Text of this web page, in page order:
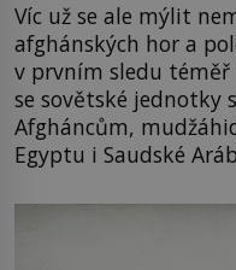
Víc už se ale mýlit
afghánských hor a
v prvním sledu téměř
se sovětské jednotky
Afgháncům,
Egyptu i Saudské